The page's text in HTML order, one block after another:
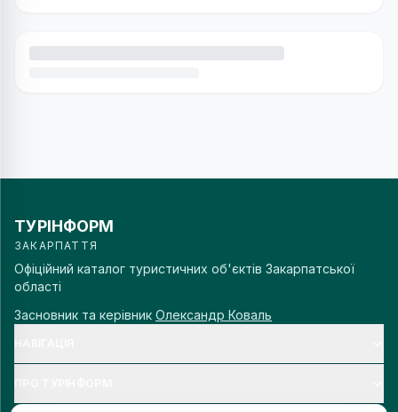
ТУРІНФОРМ
ЗАКАРПАТТЯ
Офіційний каталог туристичних об'єктів Закарпатської
області
Засновник та керівник Олександр Коваль